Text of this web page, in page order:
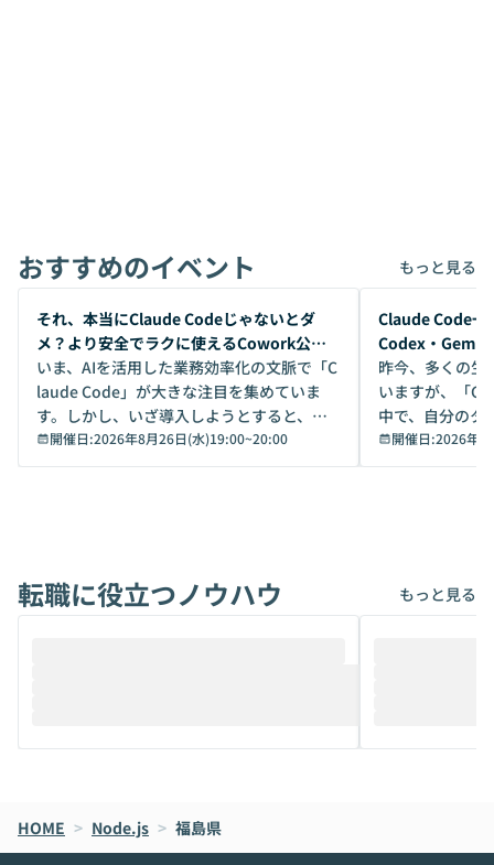
おすすめのイベント もっと見る
開催前
それ、本当にClaude Codeじゃないとダ
メ？より安全でラクに使えるCowork公開
デモ
いま、AIを活用した業務効率化の文脈で「C
laude Code」が大きな注目を集めていま
す。しかし、いざ導入しようとすると、セ
キュリティ面の懸念や権限管理のハードル
から、気軽に使えないケースも多いのでは
けでなく、想像以上の範囲まで自動化でき
ることは、まだあまり知られていません。
メルカリでの判断基準をもとに「なぜClau
oworkの基本的な機能をご紹介いただきま
す。 続く公開デモでは、実際にCoworkを
開催日:2026年8月26日(水)19:00~20:00
開催前
Claude Code一
Codex・
昨今、多くの生
いますが、「
中で、自分のタ
いいのか」を自
か？ 「なんとなく誰かが良いと言っていた
は、評判では
ているAIを選ぶこ
それぞれの本当
ント構築の最前
開催日:2026年8
転職に役立つノウハウ もっと見る
HOME > Node.js > 福島県